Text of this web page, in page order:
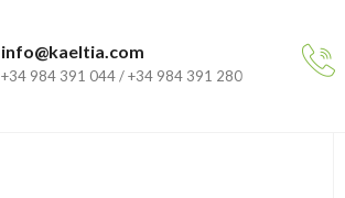
info@kaeltia.com
+34 984 391 044 / +34 984 391 280